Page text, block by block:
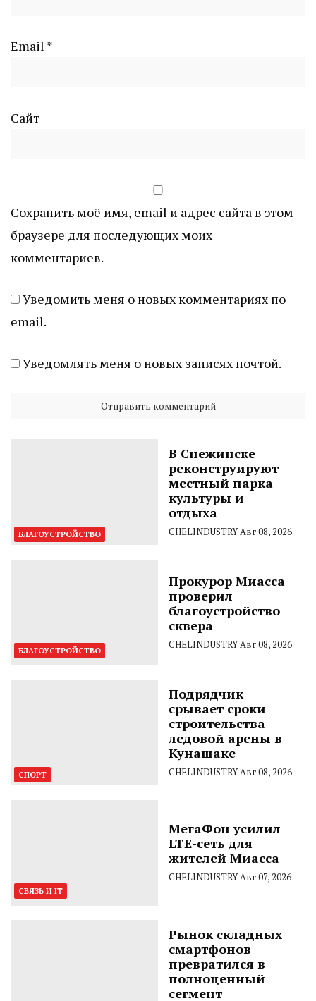
Email *
Сайт
Сохранить моё имя, email и адрес сайта в этом
браузере для последующих моих
комментариев.
Уведомить меня о новых комментариях по
email.
Уведомлять меня о новых записях почтой.
БЛАГОУСТРОЙСТВО
В Снежинске
реконструируют
местный парка
культуры и
отдыха
CHELINDUSTRYАвг 08, 2026
БЛАГОУСТРОЙСТВО
Прокурор Миасса
проверил
благоустройство
сквера
CHELINDUSTRYАвг 08, 2026
СПОРТ
Подрядчик
срывает сроки
строительства
ледовой арены в
Кунашаке
CHELINDUSTRYАвг 08, 2026
СВЯЗЬ И IT
МегаФон усилил
LTE-сеть для
жителей Миасса
CHELINDUSTRYАвг 07, 2026
Рынок складных
смартфонов
превратился в
полноценный
сегмент